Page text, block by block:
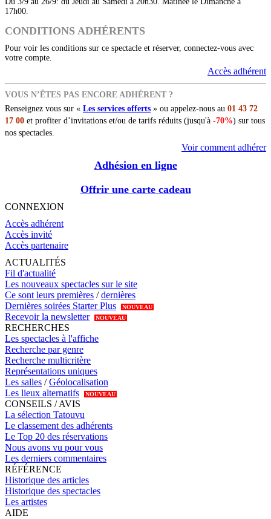
17h00.
CONDITIONS ADHÉRENTS
Pour voir les conditions sur ce spectacle et réserver, connectez-vous avec
votre compte.
Accès adhérent
VOUS N’ÊTES PAS ENCORE ADHÉRENT ?
Renseignez vous sur « Les services offerts » ou appelez-nous au 01 43 72
17 00 et profiter d’invitations et/ou de tarifs réduits (jusqu'à -70%) sur tous
nos spectacles.
Voir comment adhérer
Adhésion en ligne
Offrir une carte cadeau
CONNEXION
Accès adhérent
Accès invité
Accès partenaire
ACTUALITÉS
Fil d'actualité
Les nouveaux spectacles sur le site
Ce sont leurs premières /dernières
Dernières soirées Starter Plus
NOUVEAU
Recevoir la newsletter NOUVEAU
RECHERCHES
Les spectacles à l'affiche
Recherche par genre
Recherche multicritère
Représentations uniques
Les salles /Géolocalisation
Les lieux alternatifs
NOUVEAU
CONSEILS / AVIS
La sélection Tatouvu
Le classement des adhérents
Le Top 20 des réservations
Nous avons vu pour vous
Les derniers commentaires
RÉFÉRENCE
Historique des articles
Historique des spectacles
Les artistes
AIDE